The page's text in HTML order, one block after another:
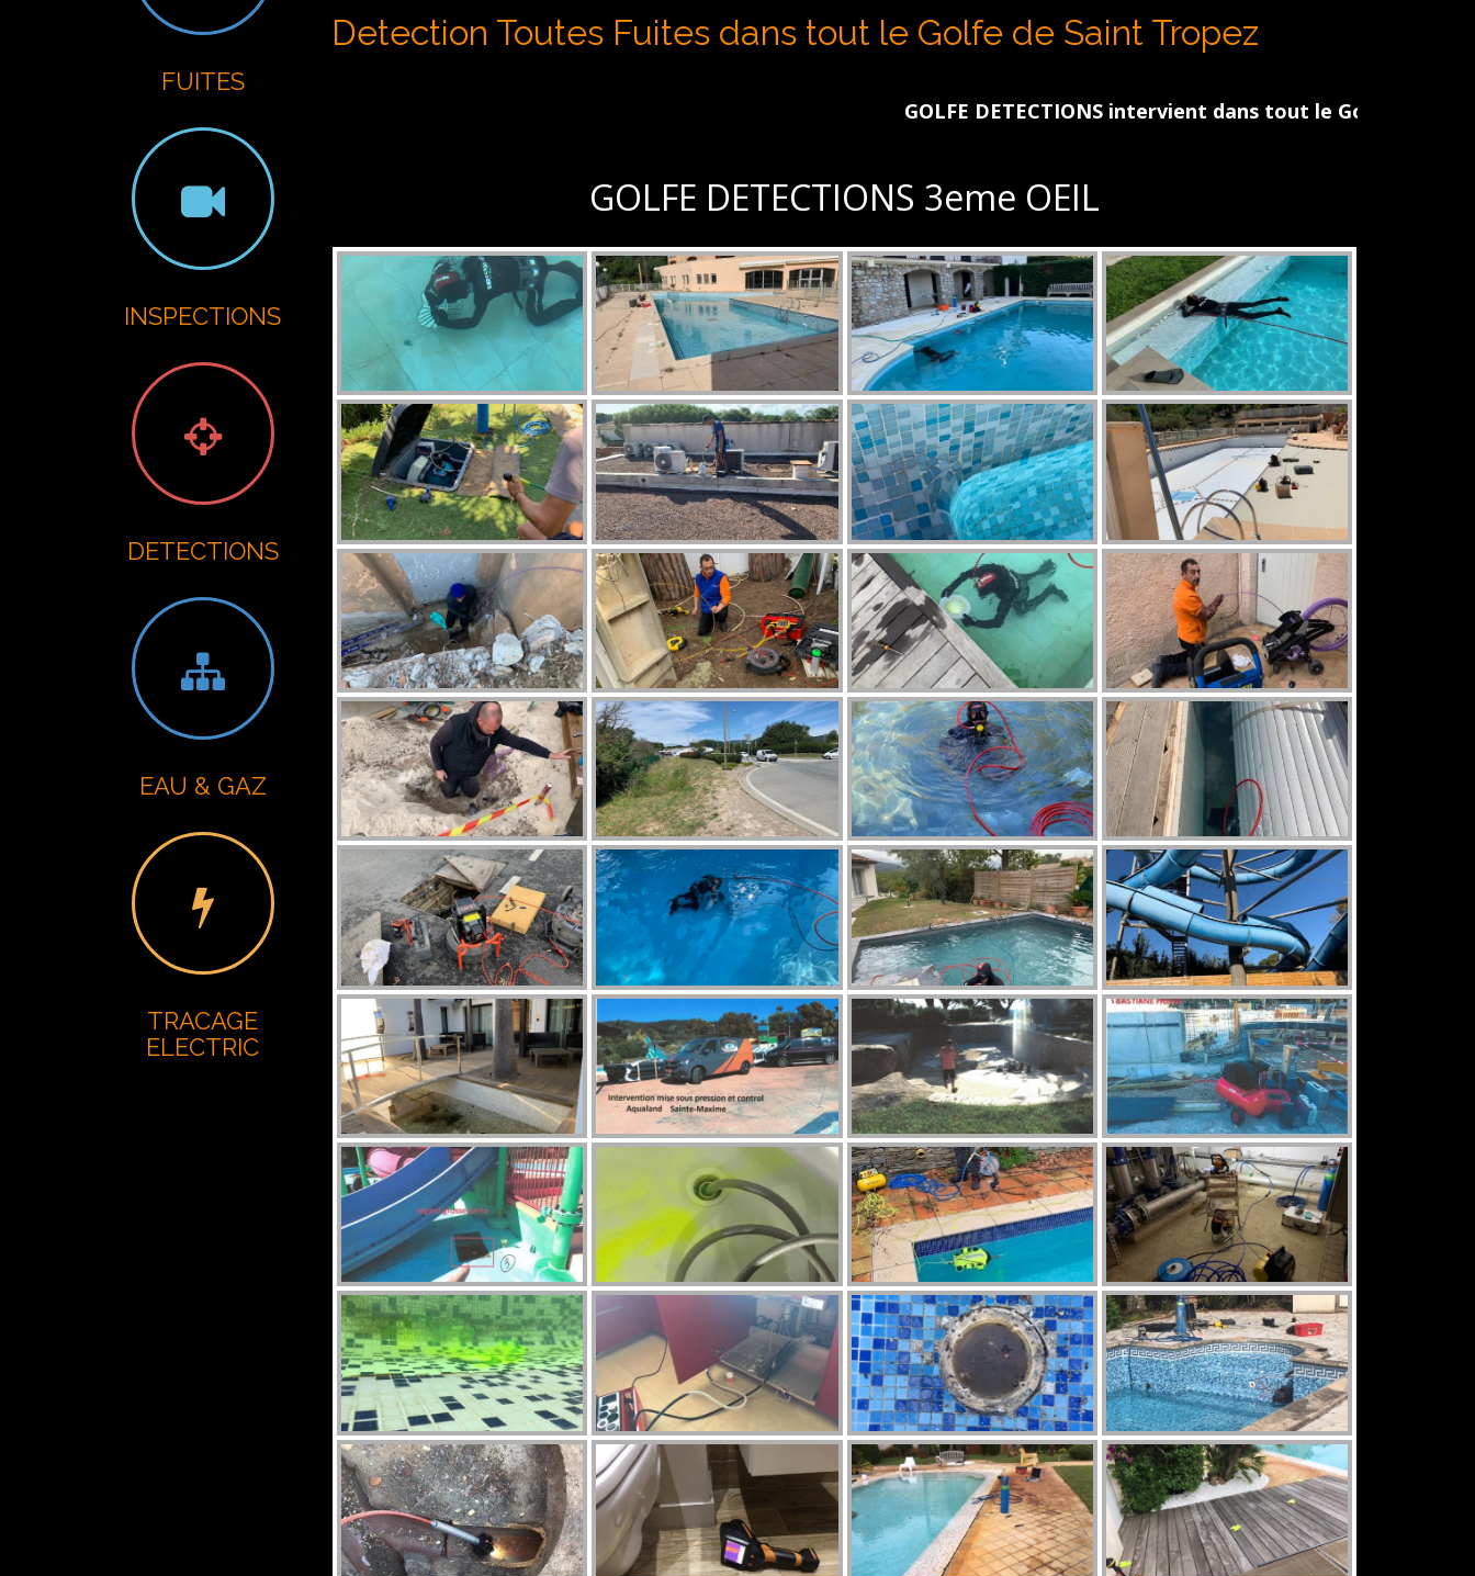
G N
Detection Toutes Fuites dans tout le Golfe de Saint Tropez
GOLFE DETECTIONS intervient dans tout le Golfe de St Tropez –
GOLFE DETECTIONS 3eme OEIL
FUITES
INSPECTIONS
DETECTIONS
EAU & GAZ
TRACAGE
ELECTRIC